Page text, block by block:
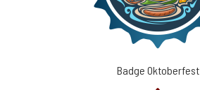
Badge Oktoberfest